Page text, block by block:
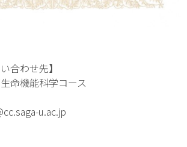
合わせ先】
命機能科学コース
u.ac.jp